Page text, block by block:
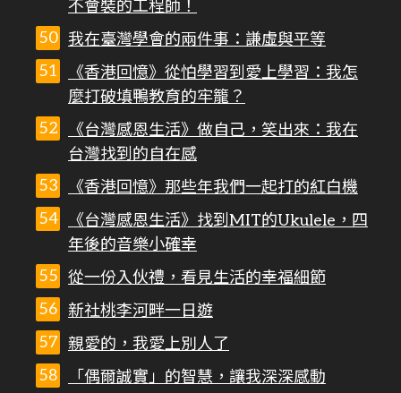
不會裝的工程師！
我在臺灣學會的兩件事：謙虛與平等
《香港回憶》從怕學習到愛上學習：我怎
麼打破填鴨教育的牢籠？
《台灣感恩生活》做自己，笑出來：我在
台灣找到的自在感
《香港回憶》那些年我們一起打的紅白機
《台灣感恩生活》找到MIT的Ukulele，四
年後的音樂小確幸
從一份入伙禮，看見生活的幸福細節
新社桃李河畔一日遊
親愛的，我愛上別人了
「偶爾誠實」的智慧，讓我深深感動